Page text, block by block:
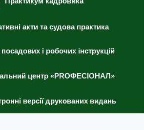
акти та судова практика
і робочих інструкцій
центр «PROФЕСІОНАЛ»
версії друкованих видань